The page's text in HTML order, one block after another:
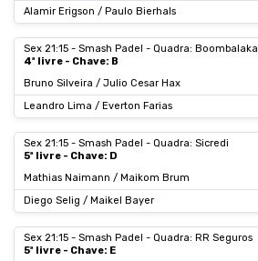
Alamir Erigson / Paulo Bierhals
Sex 21:15 - Smash Padel - Quadra: Boombalaka
4ª livre - Chave: B
Bruno Silveira / Julio Cesar Hax
Leandro Lima / Everton Farias
Sex 21:15 - Smash Padel - Quadra: Sicredi
5ª livre - Chave: D
Mathias Naimann / Maikom Brum
Diego Selig / Maikel Bayer
Sex 21:15 - Smash Padel - Quadra: RR Seguros
5ª livre - Chave: E